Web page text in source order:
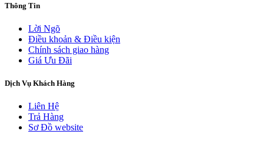
Thông Tin
Lời Ngõ
Điều khoản & Điều kiện
Chính sách giao hàng
Giá Ưu Đãi
Dịch Vụ Khách Hàng
Liên Hệ
Trả Hàng
Sơ Đồ website